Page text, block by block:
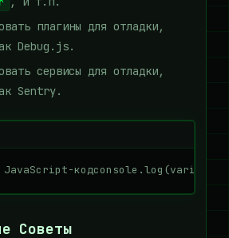
плагины для отладки,
Debug.js.
сервисы для отладки,
Sentry.
кодconsole.log(variable);//
Советы